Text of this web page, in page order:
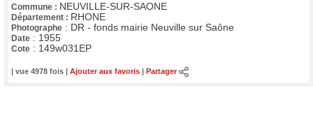
Commune : NEUVILLE-SUR-SAONE
Département : RHONE
Photographe : DR - fonds mairie Neuville sur Saône
Date : 1955
Cote : 149w031EP
| vue 4978 fois | Ajouter aux favoris Partager